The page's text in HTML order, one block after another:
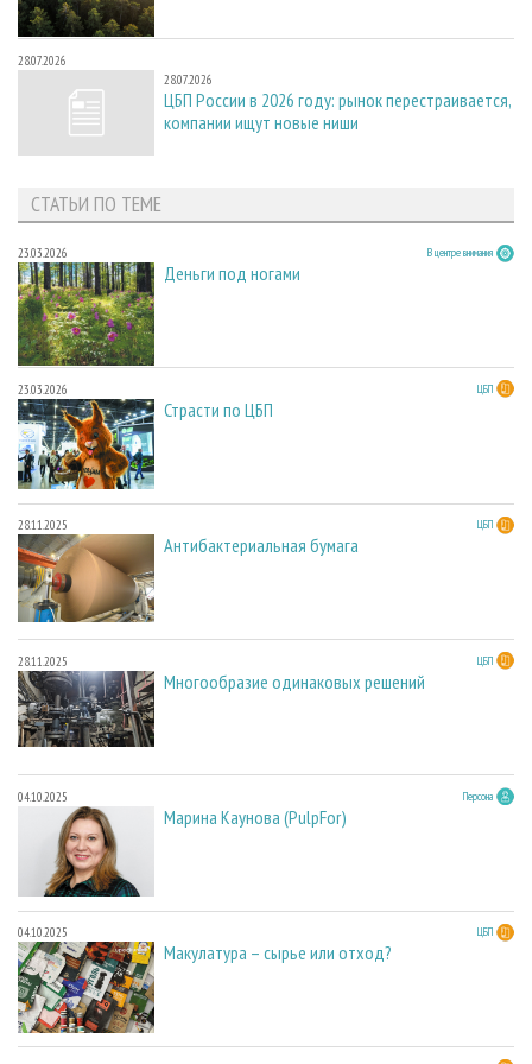
28.07.2026
28.07.2026
ЦБП России в 2026 году: рынок перестраивается,
компании ищут новые ниши
СТАТЬИ ПО ТЕМЕ
23.03.2026 В центре внимания
Деньги под ногами
23.03.2026 ЦБП
Страсти по ЦБП
28.11.2025 ЦБП
Антибактериальная бумага
28.11.2025 ЦБП
Многообразие одинаковых решений
04.10.2025 Персона
Марина Каунова (PulpFor)
04.10.2025 ЦБП
Макулатура – сырье или отход?